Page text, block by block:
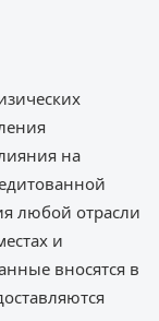
на
любой отрасли
и
вносятся в